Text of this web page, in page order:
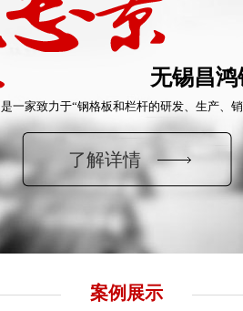
无锡昌鸿
是一家致力于“钢格板和栏杆的研发、生产、
了解详情
案例展示